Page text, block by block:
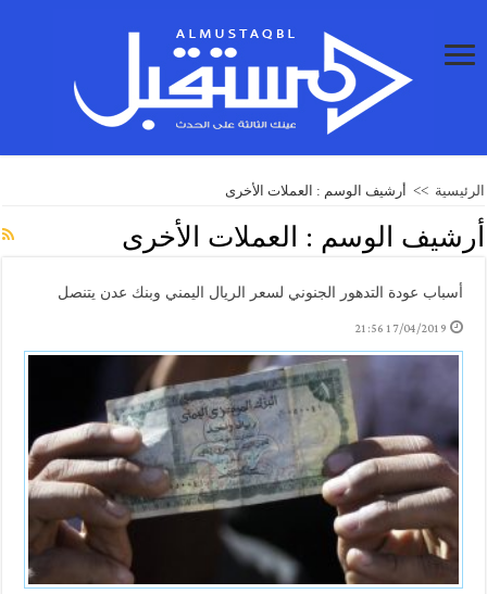
الرئيسية >> أرشيف الوسم : العملات الأخرى
أرشيف الوسم : العملات الأخرى
أسباب عودة التدهور الجنوني لسعر الريال اليمني وبنك عدن يتنصل
17/04/2019 21:56